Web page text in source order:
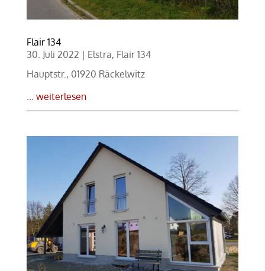
Flair 134
30. Juli 2022 | Elstra, Flair 134
Hauptstr., 01920 Räckelwitz
... weiterlesen